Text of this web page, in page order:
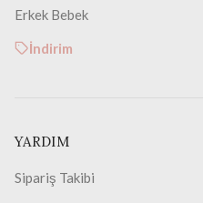
Erkek Bebek
İndirim
YARDIM
Sipariş Takibi